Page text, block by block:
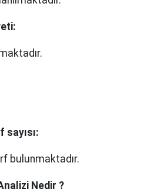
sayısı:
bulunmaktadır.
Nedir ?